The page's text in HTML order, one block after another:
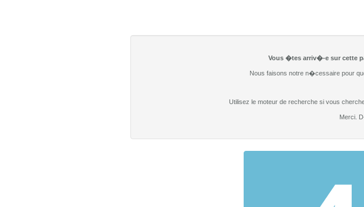
Vous �tes arriv�-e sur cette
Nous faisons notre n�cessaire pour
Utilisez le moteur de recherche si vous
Merci.